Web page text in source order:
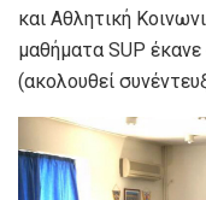
και Αθλητική
μαθήματα SUP
(ακολουθεί